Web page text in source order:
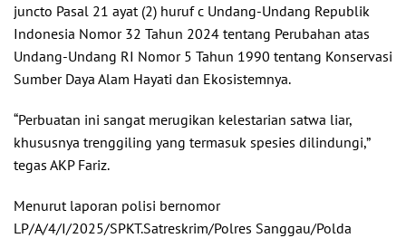
juncto Pasal 21 ayat (2) huruf c Undang-Undang Republik
Indonesia Nomor 32 Tahun 2024 tentang Perubahan atas
Undang-Undang RI Nomor 5 Tahun 1990 tentang Konservasi
Sumber Daya Alam Hayati dan Ekosistemnya.
“Perbuatan ini sangat merugikan kelestarian satwa liar,
khususnya trenggiling yang termasuk spesies dilindungi,”
tegas AKP Fariz.
Menurut laporan polisi bernomor
LP/A/4/I/2025/SPKT.Satreskrim/Polres Sanggau/Polda